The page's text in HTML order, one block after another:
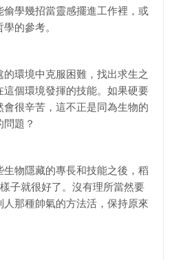
學幾招當靈感擺進工作裡，或
的參考。
環境中克服困難，找出求生之
個環境發揮的技能。如果硬要
很辛苦，這不正是同為生物的
題？
物隱藏的專長和技能之後，稻
子就很好了。沒有理所當然要
那種帥氣的方法活，保持原來